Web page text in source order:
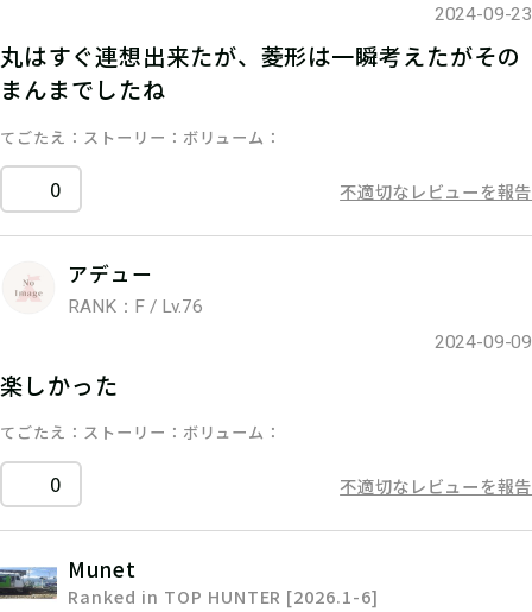
2024-09-23
丸はすぐ連想出来たが、菱形は一瞬考えたがその
まんまでしたね
てごたえ ストーリー ボリューム
0 不適切なレビューを報告
アデュー
RANK：F / Lv.76
2024-09-09
楽しかった
てごたえ ストーリー ボリューム
0 不適切なレビューを報告
Munet
Ranked in TOP HUNTER [2026.1-6]